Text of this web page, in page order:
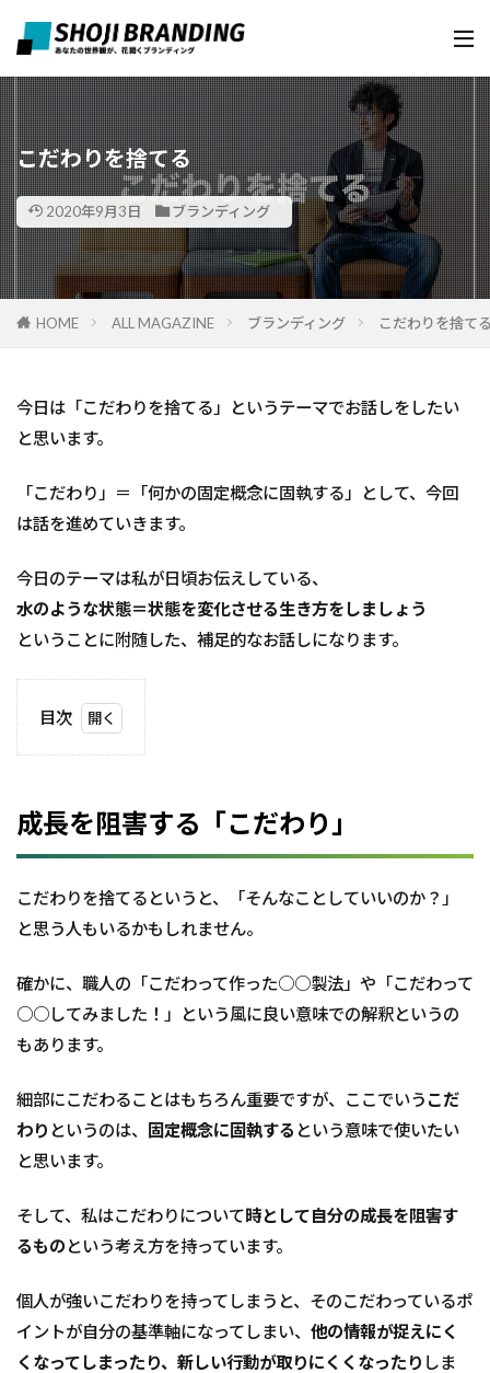
こだわりを捨てる
2020年9月3日 ブランディング
HOME ALL MAGAZINE ブランディング こだわりを捨て
今日は「こだわりを捨てる」というテーマでお話しをしたい
と思います。
「こだわり」＝「何かの固定概念に固執する」として、今回
は話を進めていきます。
今日のテーマは私が日頃お伝えしている、
水のような状態＝状態を変化させる生き方をしましょう
ということに附随した、補足的なお話しになります。
目次
害す
る
「こ
り」
1.1
機の
予定
空路
と目
2
だ
わ
捨
て
よ
う
3
成長を阻害する「こだわり」
こだわりを捨てるというと、「そんなことしていいのか？」
と思う人もいるかもしれません。
確かに、職人の「こだわって作った○○製法」や「こだわって
○○してみました！」という風に良い意味での解釈というの
もあります。
細部にこだわることはもちろん重要ですが、ここでいう こだ
わり というのは、 固定概念に固執する という意味で使いたい
と思います。
そして、私はこだわりについて時として自分の成長を阻害す
るもの という考え方を持っています。
個人が強いこだわりを持ってしまうと、そのこだわっているポ
イントが自分の基準軸になってしまい、 他の情報が捉えにく
くなってしまったり、新しい行動が取りにくくなったり しま